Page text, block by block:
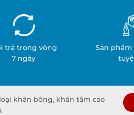
trả trong vòng
7 ngày
Sản
khăn bông, khăn tắm cao